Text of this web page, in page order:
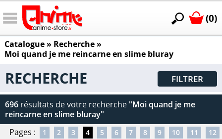
(0)
Catalogue» Recherche »
Moi quand je me reincarne en slime bluray
RECHERCHE FILTRER
696 résultats de votre recherche "Moi quand je me
reincarne en slime bluray"
Pages :
1 2 3 4 5 6 7 8 9 10 11
12